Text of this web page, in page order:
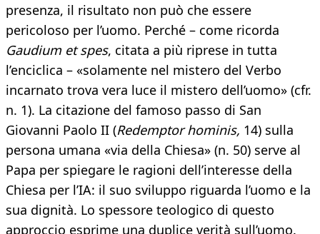
presenza, il risultato non può che essere
pericoloso per l’uomo. Perché – come ricorda
Gaudium et spes, citata a più riprese in tutta
l’enciclica – «solamente nel mistero del Verbo
incarnato trova vera luce il mistero dell’uomo» (cfr.
n. 1). La citazione del famoso passo di San
Giovanni Paolo II (Redemptor hominis, 14) sulla
persona umana «via della Chiesa» (n. 50) serve al
Papa per spiegare le ragioni dell’interesse della
Chiesa per l’IA: il suo sviluppo riguarda l’uomo e la
sua dignità. Lo spessore teologico di questo
approccio esprime una duplice verità sull’uomo.